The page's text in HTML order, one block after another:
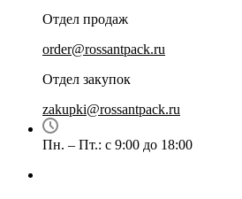
Отдел продаж
order@rossantpack.ru
Отдел закупок
zakupki@rossantpack.ru
Пн. – Пт.: с 9:00 до 18:00